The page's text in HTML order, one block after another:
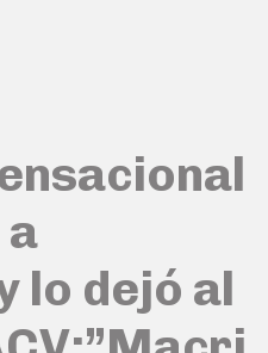
lo dejó al